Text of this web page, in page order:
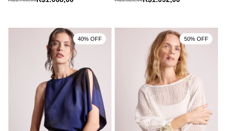
40% OFF 50% OFF